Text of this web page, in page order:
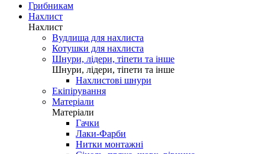
Грибникам
Нахлист
Нахлист
Вудлища для нахлиста
Котушки для нахлиста
Шнури, лідери, тіпети та інше
Шнури, лідери, тіпети та інше
Нахлистові шнури
Екіпірування
Матеріали
Матеріали
Гачки
Лаки-Фарби
Нитки монтажні